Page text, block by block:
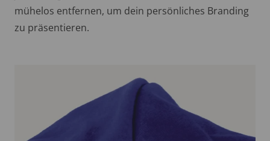
mühelos entfernen, um dein persönliches Branding
zu präsentieren.